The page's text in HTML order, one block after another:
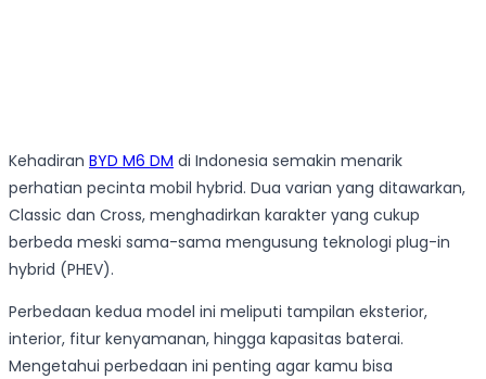
Kehadiran BYD M6 DM di Indonesia semakin menarik
perhatian pecinta mobil hybrid. Dua varian yang ditawarkan,
Classic dan Cross, menghadirkan karakter yang cukup
berbeda meski sama-sama mengusung teknologi plug-in
hybrid (PHEV).
Perbedaan kedua model ini meliputi tampilan eksterior,
interior, fitur kenyamanan, hingga kapasitas baterai.
Mengetahui perbedaan ini penting agar kamu bisa